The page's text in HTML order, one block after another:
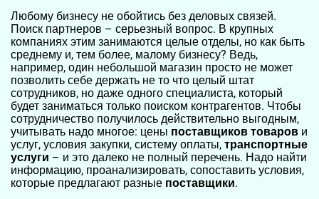
Любому бизнесу не обойтись без деловых связей.
Поиск партнеров – серьезный вопрос. В крупных
компаниях этим занимаются целые отделы, но как быть
среднему и, тем более, малому бизнесу? Ведь,
например, один небольшой магазин просто не может
позволить себе держать не то что целый штат
сотрудников, но даже одного специалиста, который
будет заниматься только поиском контрагентов. Чтобы
сотрудничество получилось действительно выгодным,
учитывать надо многое: цены поставщиков товаров и
услуг, условия закупки, систему оплаты, транспортные
услуги – и это далеко не полный перечень. Надо найти
информацию, проанализировать, сопоставить условия,
которые предлагают разные поставщики.